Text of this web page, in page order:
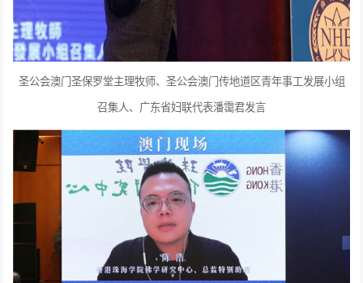
圣公会澳门圣保罗堂主理牧师、圣公会澳门传地道区青年事工发展小组
召集人、广东省妇联代表潘霭君发言